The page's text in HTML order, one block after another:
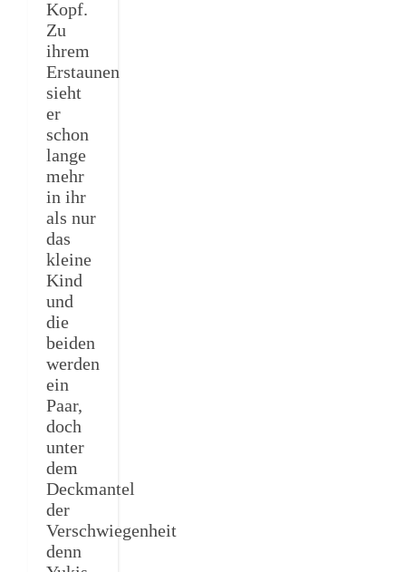
Kopf.
Zu
ihrem
Erstaunen
sieht
er
schon
lange
mehr
in ihr
als nur
das
kleine
Kind
und
die
beiden
werden
ein
Paar,
doch
unter
dem
Deckmantel
der
Verschwiegenheit
denn